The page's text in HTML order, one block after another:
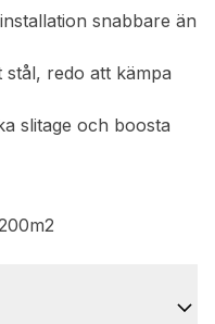
snabbare än
redo att kämpa
slitage och boosta